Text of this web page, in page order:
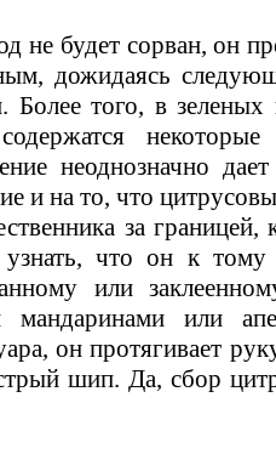
не будет сорван, он
дожидаясь
Более того, в
неоднозначно
и на то, что
за границей,
узнать, что он к
или
или
он протягивает
шип. Да, сбор